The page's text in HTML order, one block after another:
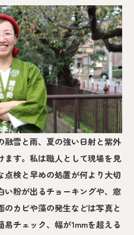
融雪と雨、夏の強い日射と紫外
ます。私は職人として現場を見
点検と早めの処置が何より大切
い粉が出るチョーキングや、窓
カビや藻の発生などは写真と
チェック、幅が1mmを超える